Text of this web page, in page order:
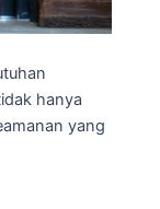
hanya
yang